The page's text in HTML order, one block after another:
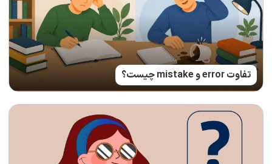
تفاوت error و mistake چیست؟